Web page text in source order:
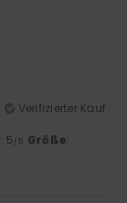
Verifizierter Kauf
: 5/5 Größe: